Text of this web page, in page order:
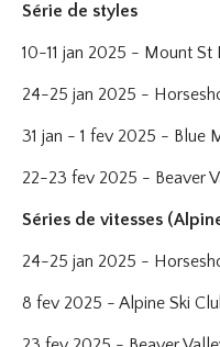
Série de styles
10-11 jan 2025 - Mount St
24-25 jan 2025 -
31 jan - 1 fev 2025 - Blue
22-23 fev 2025 - Beaver
Séries de vitesses
24-25 jan 2025 -
8 fev 2025 - Alpine Ski